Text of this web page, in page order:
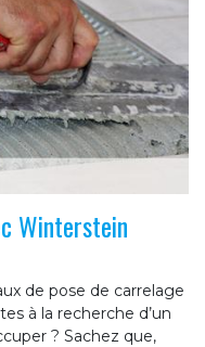
Winterstein
de pose de carrelage
à la recherche d’un
? Sachez que,